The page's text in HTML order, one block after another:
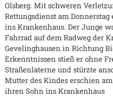
Olsberg. Mit schweren
Rettungsdienst am
ins Krankenhaus. Der Junge
Fahrrad auf dem Radweg der
Gevelinghausen in Richtung
Erkenntnissen stieß er ohne
Straßenlaterne und stürzte
Mutter des Kindes erschien
ihren Sohn ins Krankenhaus